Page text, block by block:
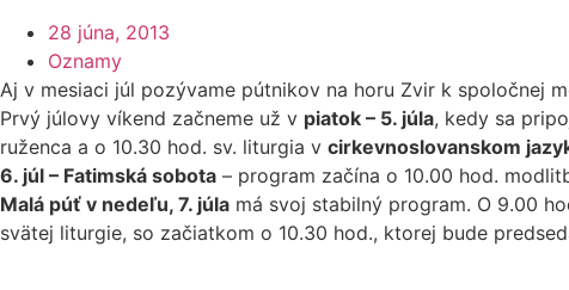
28 júna, 2013
Oznamy
Aj v mesiaci júl pozývame pútnikov na horu Zvir k spoločnej
Prvý júlovy víkend začneme už v piatok – 5. júla, kedy sa
ruženca a o 10.30 hod. sv. liturgia v cirkevnoslovanskom
6. júl – Fatimská sobota – program začína o 10.00 hod.
Malá púť v nedeľu, 7. júla má svoj stabilný program. O 9.00
svätej liturgie, so začiatkom o 10.30 hod., ktorej bude